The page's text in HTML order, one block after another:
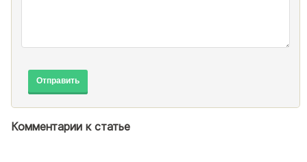
Отправить
Комментарии к статье